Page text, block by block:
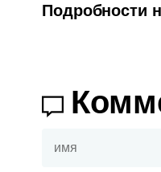
Подробности